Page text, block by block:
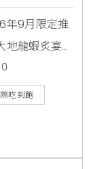
年9月限定推
龍蝦炙宴於
島A4和牛與
訂。
吃到飽